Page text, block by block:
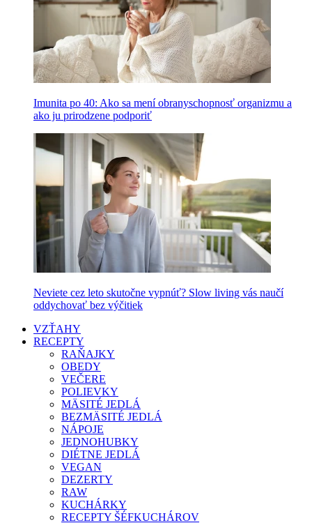
Imunita po 40: Ako sa mení obranyschopnosť organizmu a
ako ju prirodzene podporiť
Neviete cez leto skutočne vypnúť? Slow living vás naučí
oddychovať bez výčitiek
VZŤAHY
RECEPTY
RAŇAJKY
OBEDY
VEČERE
POLIEVKY
MÄSITÉ JEDLÁ
BEZMÄSITÉ JEDLÁ
NÁPOJE
JEDNOHUBKY
DIÉTNE JEDLÁ
VEGAN
DEZERTY
RAW
KUCHÁRKY
RECEPTY ŠÉFKUCHÁROV